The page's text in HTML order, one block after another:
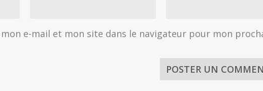
e-mail et mon site dans le navigateur pour mon